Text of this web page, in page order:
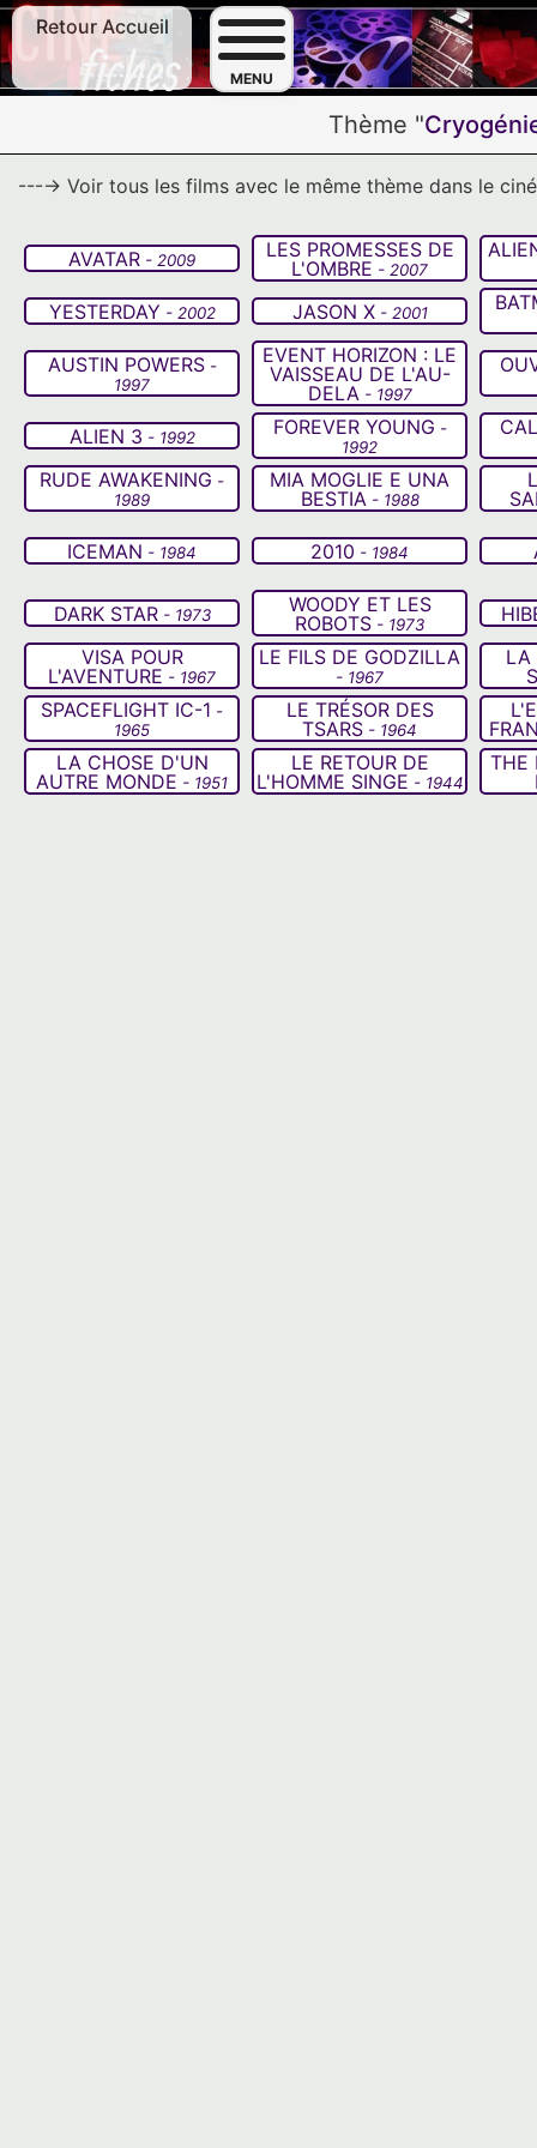
Retour Accueil
MENU
Thème "
---→ Voir tous les films avec le même thème dans le
AVATAR - 2009
LES PROMESSES DE
L'OMBRE - 2007
YESTERDAY - 2002 JASON X- 2001
AUSTIN POWERS-
1997
EVENT HORIZON : LE
VAISSEAU DE L'AU-
DELA - 1997
ALIEN 3 - 1992 FOREVER YOUNG -
1992
RUDE AWAKENING -
1989
MIA MOGLIE E UNA
BESTIA - 1988
ICEMAN - 1984 2010 - 1984
DARK STAR- 1973
WOODY ET LES
ROBOTS - 1973
VISA POUR
L'AVENTURE - 1967
LE FILS DE GODZILLA
- 1967
LA
SPACEFLIGHT IC-1 -
1965
LE TRÉSOR DES
TSARS - 1964
LA CHOSE D'UN
AUTRE MONDE - 1951
LE RETOUR DE
L'HOMME SINGE - 1944
THE